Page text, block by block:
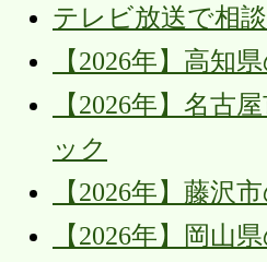
テレビ放送で相
【2026年】高知
【2026年】名古
ック
【2026年】藤沢
【2026年】岡山